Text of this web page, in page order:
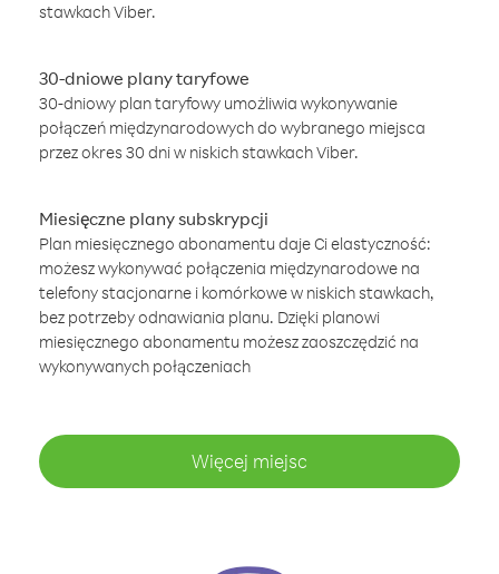
stawkach Viber.
30-dniowe plany taryfowe
30-dniowy plan taryfowy umożliwia wykonywanie
połączeń międzynarodowych do wybranego miejsca
przez okres 30 dni w niskich stawkach Viber.
Miesięczne plany subskrypcji
Plan miesięcznego abonamentu daje Ci elastyczność:
możesz wykonywać połączenia międzynarodowe na
telefony stacjonarne i komórkowe w niskich stawkach,
bez potrzeby odnawiania planu. Dzięki planowi
miesięcznego abonamentu możesz zaoszczędzić na
wykonywanych połączeniach
Więcej miejsc